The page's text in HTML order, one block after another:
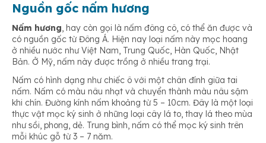
Nguồn gốc nấm hương
Nấm hương, hay còn gọi là nấm đông cô, có thể ăn được và
có nguồn gốc từ Đông Á. Hiện nay loại nấm này mọc hoang
ở nhiều nước như Việt Nam, Trung Quốc, Hàn Quốc, Nhật
Bản. Ở Mỹ, nấm này được trồng ở nhiều trang trại.
Nấm có hình dạng như chiếc ô với một chân đính giữa tai
nấm. Nấm có màu nâu nhạt và chuyển thành màu nâu sậm
khi chín. Đường kính nấm khoảng từ 5 – 10cm. Đây là một loại
thực vật mọc ký sinh ở những loại cây lá to, thay lá theo mùa
như sồi, phong, dẻ. Trung bình, nấm có thể mọc ký sinh trên
mỗi khúc gỗ từ 3 – 7 năm.